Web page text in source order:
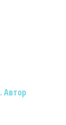
Автор